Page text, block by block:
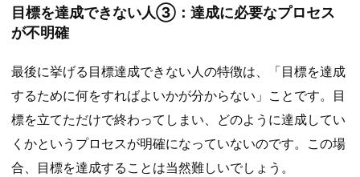
目標を達成できない人③：達成に必要なプロセス
が不明確
最後に挙げる目標達成できない人の特徴は、「目標を達成
するために何をすればよいかが分からない」ことです。目
標を立てただけで終わってしまい、どのように達成してい
くかというプロセスが明確になっていないのです。この場
合、目標を達成することは当然難しいでしょう。